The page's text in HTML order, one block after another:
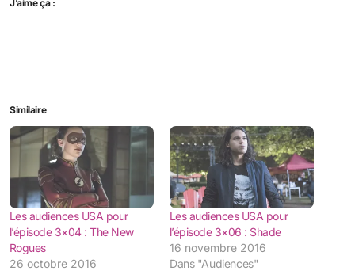
J’aime ça :
Similaire
Les audiences USA pour
l’épisode 3×04 : The New
Rogues
26 octobre 2016
Les audiences USA pour
l’épisode 3×06 : Shade
16 novembre 2016
Dans "Audiences"